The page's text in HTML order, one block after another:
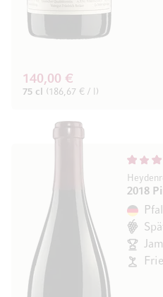
140,00 €
75 cl (186,67 € / l)
2018